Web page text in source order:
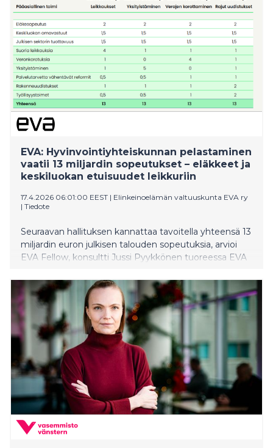
EVA: Hyvinvointiyhteiskunnan pelastaminen
vaatii 13 miljardin sopeutukset – eläkkeet ja
keskiluokan etuisuudet leikkuriin
17.4.2026 06:01:00 EEST | Elinkeinoelämän valtuuskunta EVA ry
| Tiedote
Seuraavan hallituksen kannattaa tavoitella yhteensä 13
miljardin euron julkisen talouden sopeutuksia, arvioi
EVA Fellow, konsultti Jussi Pyykkönen tuoreessa EVA
sopeutus tehdään.